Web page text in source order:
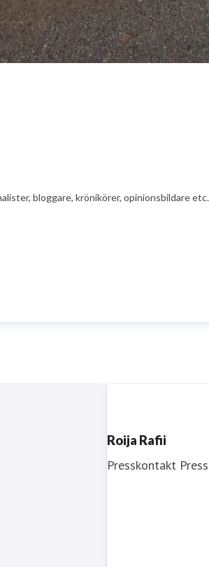
bloggare, krönikörer,
Roija Rafii
Presskontakt